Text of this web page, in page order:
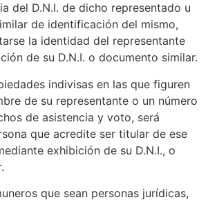
del D.N.I. de dicho representado u
de identificación del mismo,
la identidad del representante
de su D.N.I. o documento similar.
indivisas en las que figuren
de su representante o un número
de asistencia y voto, será
que acredite ser titular de ese
exhibición de su D.N.I., o
que sean personas jurídicas,